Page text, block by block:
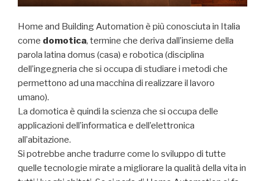
Home and Building Automation è più conosciuta in Italia
come domotica, termine che deriva dall’insieme della
parola latina domus (casa) e robotica (disciplina
dell’ingegneria che si occupa di studiare i metodi che
permettono ad una macchina di realizzare il lavoro
umano).
La domotica è quindi la scienza che si occupa delle
applicazioni dell’informatica e dell’elettronica
all’abitazione.
Si potrebbe anche tradurre come lo sviluppo di tutte
quelle tecnologie mirate a migliorare la qualità della vita in